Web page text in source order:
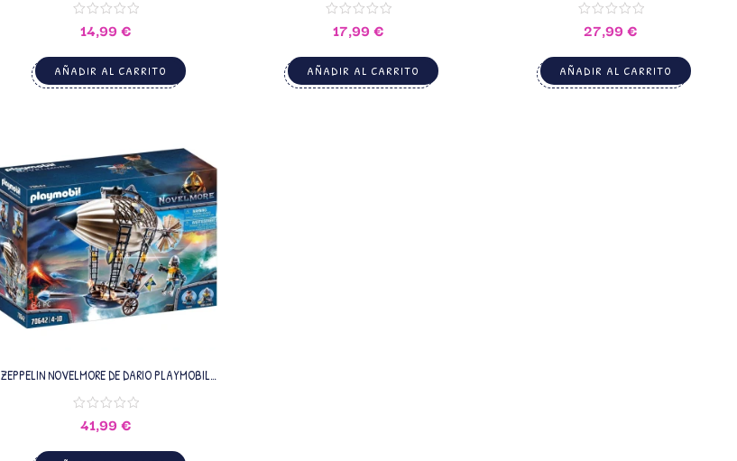
14,99 €
AÑADIR AL CARRITO
17,99 €
AÑADIR AL CARRITO
27,99 €
AÑADIR AL CARRITO
ZEPPELIN NOVELMORE DE DARIO PLAYMOBIL
41,99 €